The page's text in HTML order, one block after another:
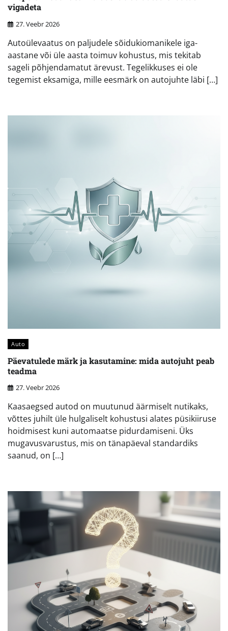
vigadeta
27. Veebr 2026
Autoülevaatus on paljudele sõidukiomanikele iga-
aastane või üle aasta toimuv kohustus, mis tekitab
sageli põhjendamatut ärevust. Tegelikkuses ei ole
tegemist eksamiga, mille eesmärk on autojuhte läbi […]
Auto
Päevatulede märk ja kasutamine: mida autojuht peab
teadma
27. Veebr 2026
Kaasaegsed autod on muutunud äärmiselt nutikaks,
võttes juhilt üle hulgaliselt kohustusi alates püsikiiruse
hoidmisest kuni automaatse pidurdamiseni. Üks
mugavusvarustus, mis on tänapäeval standardiks
saanud, on […]